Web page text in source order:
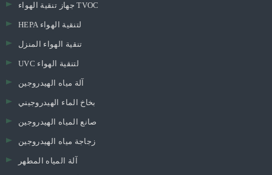
جهاز تنقية الهواء TVOC
HEPA لتنقية الهواء
تنقية الهواء المنزل
UVC لتنقية الهواء
آلة مياه الهيدروجين
بخاخ الماء الهيدروجيني
صانع المياه الهيدروجين
زجاجة مياه الهيدروجين
آلة المياه المطهر